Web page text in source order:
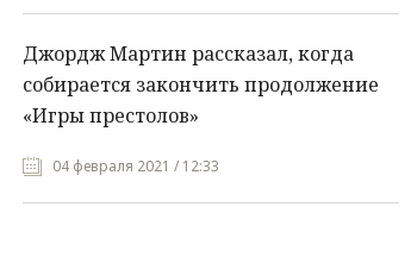
Джордж Мартин рассказал, когда
собирается закончить продолжение
«Игры престолов»
04 февраля 2021 / 12:33